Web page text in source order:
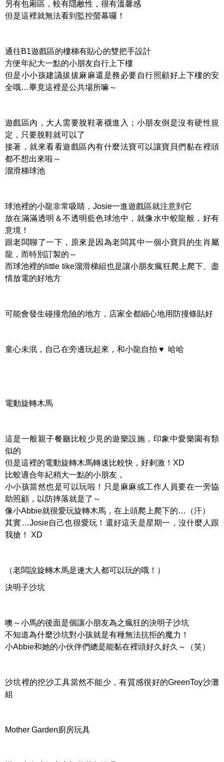
另有包廂區，較有隱敝性，很有溫馨感
但是這裡就無法看到監控螢幕囉！
通往B1遊戲區的樓梯有貼心的雙把手設計
方便年紀大一點的小朋友自行上下樓
但是小小孩建議拔拔麻麻還是務必要自行照顧好上下樓的安
全哦…畢竟這裡是公共場所嘛～
遊戲區內，大人需要脫鞋著襪進入；小朋友倒是沒有硬性規
定，只要脫鞋就可以了
接著，就來看看遊戲區內有什麼法寶可以讓寶貝們黏在裡頭
都不想出來啦～
溜滑梯球池
球池裡的小龍非常吸睛，Josie一進遊戲區就注意到它
放在滿滿透明＆不透明藍色球池中，就像水中蛟龍般，好有
意境！
跟老闆聊了一下，原來是因為老闆其中一個小寶貝的生肖屬
龍，而特別訂製的～
而球池裡的little tike溜滑梯組也是讓小朋友瘋狂爬上爬下、盡
情放電的好地方
可能會發生碰撞危險的地方，店家全都細心地用防撞條貼好
童心未泯，自己在旁邊玩起來，和小龍自拍 ♥︎ 哈哈
電動旋轉木馬
這是一般親子餐廳比較少見的遊樂設施，印象中愛樂園有類
似的
但是這裡的電動旋轉木馬轉速比較快，好剌激！XD
比蛟適合年紀稍大一點的小朋友，
小小孩當然也是可以玩啦！只是麻麻或工作人員要在一旁協
助照顧，以防摔落就是了～
像小Abbie就很愛玩旋轉木馬，在上頭爬上爬下的…（汗）
其實…Josie自己也很愛玩！還好這天是星期一，沒什麼人跟
我搶！ XD
（老闆說旋轉木馬是連大人都可以玩的哦！）
決明子沙坑
噢～小馬的後面是個讓小朋友為之瘋狂的決明子沙坑
不知道為什麼沙坑對小孩就是有種無法抗拒的魔力！
小Abbie和她的小伙伴們總是能黏在裡頭好久好久～（笑）
沙坑裡的挖沙工具當然不能少，有質感很好的GreenToy沙灘
組
Mother Garden廚房玩具